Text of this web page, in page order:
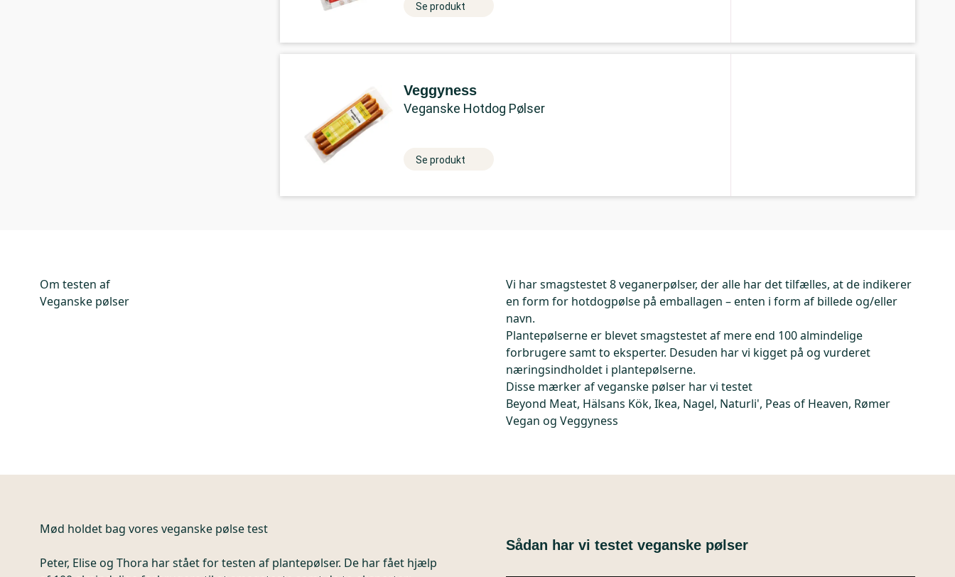
Se produkt
Veggyness
Veganske Hotdog Pølser
Se produkt
Om testen af
Veganske pølser
Vi har smagstestet 8 veganerpølser, der alle har det tilfælles, at de indikerer
en form for hotdogpølse på emballagen – enten i form af billede og/eller
navn.
Plantepølserne er blevet smagstestet af mere end 100 almindelige
forbrugere samt to eksperter. Desuden har vi kigget på og vurderet
næringsindholdet i plantepølserne.
Disse mærker af veganske pølser har vi testet
Beyond Meat, Hälsans Kök, Ikea, Nagel, Naturli', Peas of Heaven, Rømer
Vegan og Veggyness
Mød holdet bag vores veganske pølse test
Peter, Elise og Thora har stået for testen af plantepølser. De har fået hjælp
Sådan har vi testet veganske pølser